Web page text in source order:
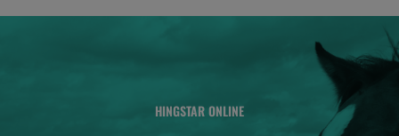
HINGSTAR ONLINE